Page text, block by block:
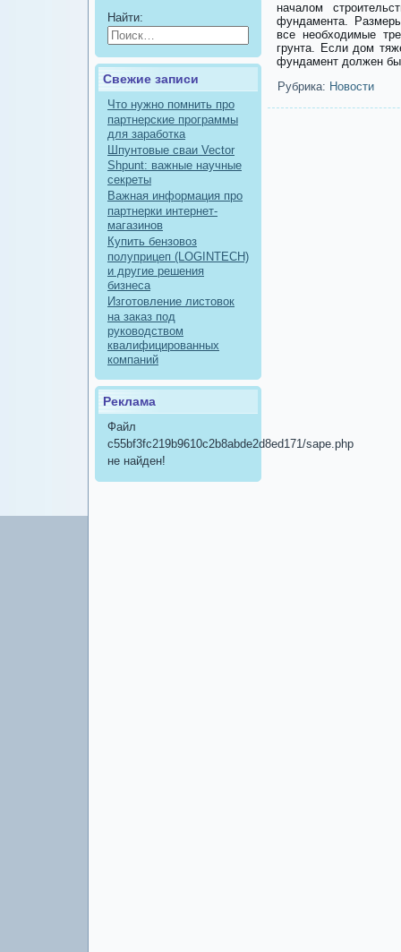
Найти:
Свежие записи
Что нужно помнить про
партнерские программы
для заработка
Шпунтовые сваи Vector
Shpunt: важные научные
секреты
Важная информация про
партнерки интернет-
магазинов
Купить бензовоз
полуприцеп (LOGINTECH)
и другие решения
бизнеса
Изготовление листовок
на заказ под
руководством
квалифицированных
компаний
Реклама
Файл
c55bf3fc219b9610c2b8abde2d8ed171/sape.php
не найден!
началом
фундамента.
все необходимые
грунта. Если дом
фундамент должен
Рубрика: Новости